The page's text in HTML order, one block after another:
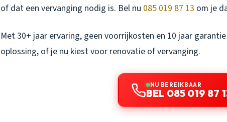
of dat een vervanging nodig is. Bel nu 085 019 87 13 om je
Met 30+ jaar ervaring, geen voorrijkosten en 10 jaar
oplossing, of je nu kiest voor renovatie of vervanging.
NU BEREIKBAAR
BEL 085 019 87